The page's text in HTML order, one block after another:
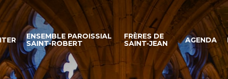
ENSEMBLE PAROISSIAL
SAINT-ROBERT
FRÈRES DE
SAINT-JEAN
AGENDA